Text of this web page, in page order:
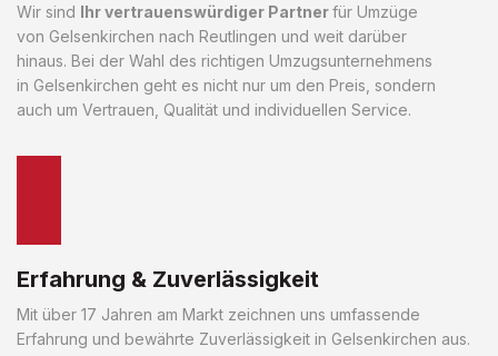
Wir sind Ihr vertrauenswürdiger Partnerfür Umzüge
von Gelsenkirchen nach Reutlingen und weit darüber
hinaus. Bei der Wahl des richtigen Umzugsunternehmens
in Gelsenkirchen geht es nicht nur um den Preis, sondern
auch um Vertrauen, Qualität und individuellen Service.
Erfahrung & Zuverlässigkeit
Mit über 17 Jahren am Markt zeichnen uns umfassende
Erfahrung und bewährte Zuverlässigkeit in Gelsenkirchen aus.